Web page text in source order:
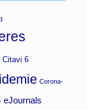
Citavi 6
Corona-
eJournals